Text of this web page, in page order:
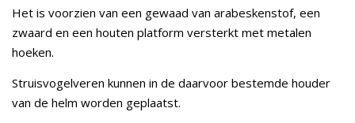
Het is voorzien van een gewaad van arabeskenstof, een
zwaard en een houten platform versterkt met metalen
hoeken.
Struisvogelveren kunnen in de daarvoor bestemde houder
van de helm worden geplaatst.